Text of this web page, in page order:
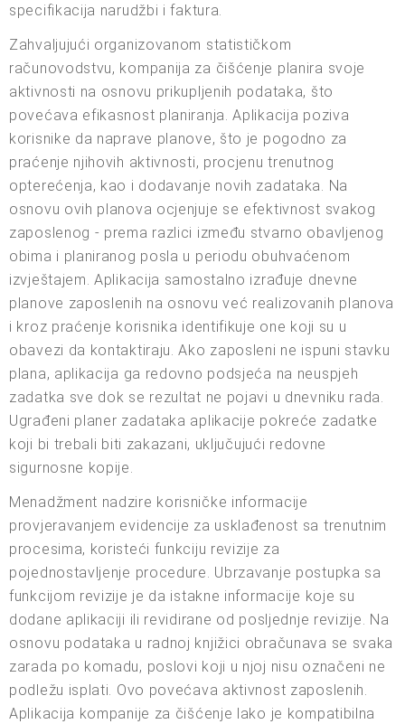
specifikacija narudžbi i faktura.
Zahvaljujući organizovanom statističkom
računovodstvu, kompanija za čišćenje planira svoje
aktivnosti na osnovu prikupljenih podataka, što
povećava efikasnost planiranja. Aplikacija poziva
korisnike da naprave planove, što je pogodno za
praćenje njihovih aktivnosti, procjenu trenutnog
opterećenja, kao i dodavanje novih zadataka. Na
osnovu ovih planova ocjenjuje se efektivnost svakog
zaposlenog - prema razlici između stvarno obavljenog
obima i planiranog posla u periodu obuhvaćenom
izvještajem. Aplikacija samostalno izrađuje dnevne
planove zaposlenih na osnovu već realizovanih planova
i kroz praćenje korisnika identifikuje one koji su u
obavezi da kontaktiraju. Ako zaposleni ne ispuni stavku
plana, aplikacija ga redovno podsjeća na neuspjeh
zadatka sve dok se rezultat ne pojavi u dnevniku rada.
Ugrađeni planer zadataka aplikacije pokreće zadatke
koji bi trebali biti zakazani, uključujući redovne
sigurnosne kopije.
Menadžment nadzire korisničke informacije
provjeravanjem evidencije za usklađenost sa trenutnim
procesima, koristeći funkciju revizije za
pojednostavljenje procedure. Ubrzavanje postupka sa
funkcijom revizije je da istakne informacije koje su
dodane aplikaciji ili revidirane od posljednje revizije. Na
osnovu podataka u radnoj knjižici obračunava se svaka
zarada po komadu, poslovi koji u njoj nisu označeni ne
podležu isplati. Ovo povećava aktivnost zaposlenih.
Aplikacija kompanije za čišćenje lako je kompatibilna